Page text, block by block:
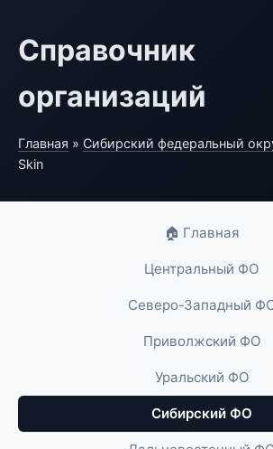
Справочник
организаций
Главная » Сибирский федеральный
Skin
🏠 Главная
Центральный ФО
Северо-Западный
Приволжский ФО
Уральский ФО
Сибирский ФО